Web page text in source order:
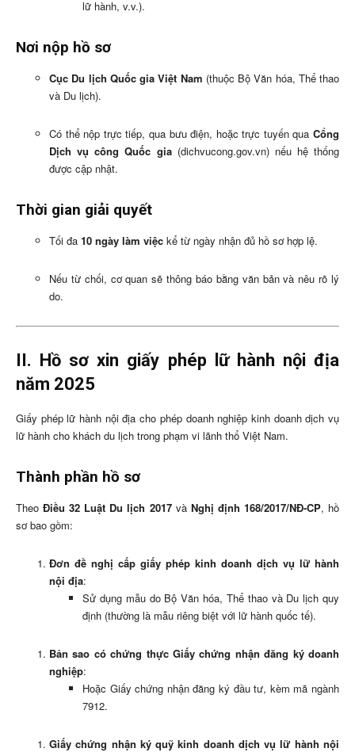
lữ hành, v.v.).
Nơi nộp hồ sơ
Cục Du lịch Quốc gia Việt Nam (thuộc Bộ Văn hóa, Thể thao
và Du lịch).
Có thể nộp trực tiếp, qua bưu điện, hoặc trực tuyến qua Cổng
Dịch vụ công Quốc gia(dichvucong.gov.vn) nếu hệ thống
được cập nhật.
Thời gian giải quyết
Tối đa 10 ngày làm việc kể từ ngày nhận đủ hồ sơ hợp lệ.
Nếu từ chối, cơ quan sẽ thông báo bằng văn bản và nêu rõ lý
do.
II. Hồ sơ xin giấy phép lữ hành nội địa
năm 2025
Giấy phép lữ hành nội địa cho phép doanh nghiệp kinh doanh dịch vụ
lữ hành cho khách du lịch trong phạm vi lãnh thổ Việt Nam.
Thành phần hồ sơ
TheoĐiều 32 Luật Du lịch 2017và Nghị định 168/2017/NĐ-CP, hồ
sơ bao gồm:
Đơn đề nghị cấp giấy phép kinh doanh dịch vụ lữ hành
nội địa:
Sử dụng mẫu do Bộ Văn hóa, Thể thao và Du lịch quy
định (thường là mẫu riêng biệt với lữ hành quốc tế).
Bản sao có chứng thực Giấy chứng nhận đăng ký doanh
nghiệp:
Hoặc Giấy chứng nhận đăng ký đầu tư, kèm mã ngành
7912.
Giấy chứng nhận ký quỹ kinh doanh dịch vụ lữ hành nội